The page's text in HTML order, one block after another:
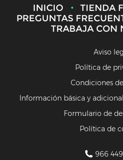
INICIO TIENDA
PREGUNTAS
TRABAJA CON
Aviso
Política de
Condiciones
Información básica y
Formulario de
Política de
966